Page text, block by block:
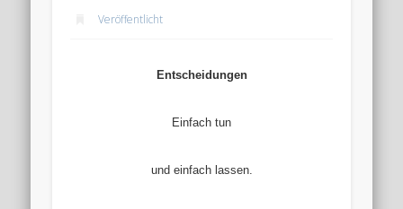
Veröffentlicht
Entscheidungen
Einfach tun
und einfach lassen.